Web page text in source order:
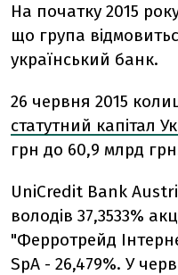
На початку 2015
що група
український банк.
26 червня 2015
статутний капітал
грн до 60,9 млрд
UniCredit Bank
володів 37,3533%
"Ферротрейд
SpA - 26,479%. У